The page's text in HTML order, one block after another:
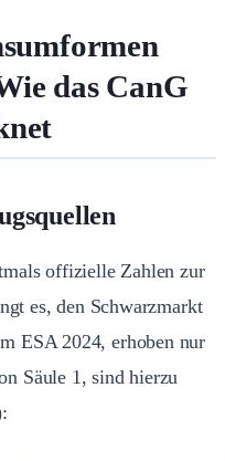
das CanG
offizielle Zahlen zur
es, den Schwarzmarkt
ESA 2024, erhoben nur
Säule 1, sind hierzu